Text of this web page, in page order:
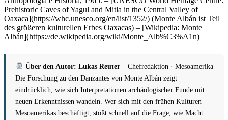
Prehistoric Caves of Yagul and Mitla in the Central Valley of
Oaxaca](https://whc.unesco.org/en/list/1352/) (Monte Albán ist Teil
des größeren kulturellen Erbes Oaxacas) – [Wikipedia: Monte
Albán](https://de.wikipedia.org/wiki/Monte_Alb%C3%A1n)
Über den Autor: Lukas Reuter– Chefredaktion · Mesoamerika
Die Forschung zu den Danzantes von Monte Albán zeigt
eindrücklich, wie sich Interpretationen archäologischer Funde mit
neuen Erkenntnissen wandeln. Wer sich mit den frühen Kulturen
Mesoamerikas beschäftigt, stößt schnell auf die Frage, wie Macht